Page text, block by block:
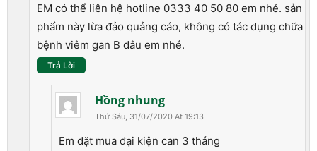
EM có thể liên hệ hotline 0333 40 50 80 em nhé. sản
phẩm này lừa đảo quảng cáo, không có tác dụng chữa
bệnh viêm gan B đâu em nhé.
Trả Lời
Hồng nhung
Thứ Sáu, 31/07/2020 At 19:13
Em đặt mua đại kiện can 3 tháng